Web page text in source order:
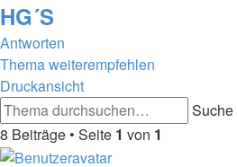
HG´S
Antworten
Thema weiterempfehlen
Druckansicht
Suche
8 Beiträge • Seite 1 von 1